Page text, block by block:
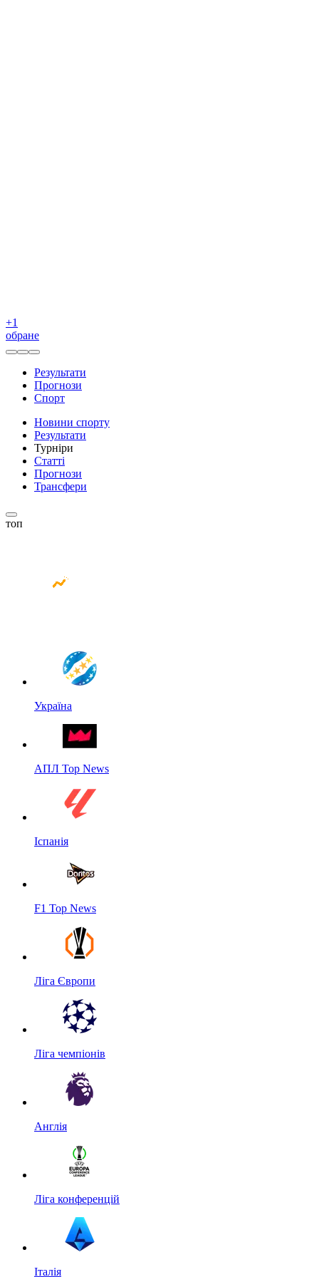
+1
обране
Результати
Прогнози
Спорт
Новини спорту
Результати
Турніри
Статті
Прогнози
Трансфери
топ
Україна
АПЛ Top News
Іспанія
F1 Top News
Ліга Європи
Ліга чемпіонів
Англія
Ліга конференцій
Італія